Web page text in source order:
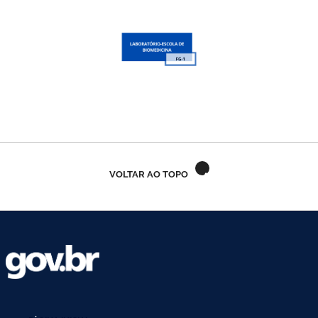
Ministério do Desenvolvimento Social
Ministério do Meio Ambiente
VOLTAR AO TOPO